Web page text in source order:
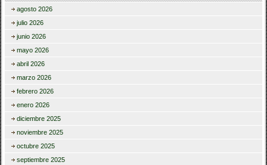
agosto 2026
julio 2026
junio 2026
mayo 2026
abril 2026
marzo 2026
febrero 2026
enero 2026
diciembre 2025
noviembre 2025
octubre 2025
septiembre 2025